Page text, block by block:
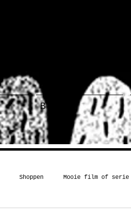
Blog
Shoppen Mooie film of serie